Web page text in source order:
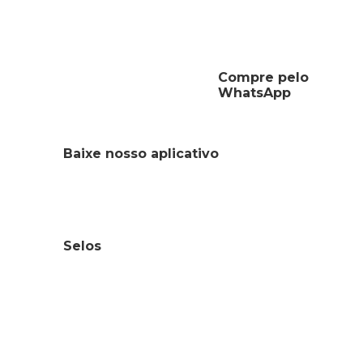
Compre pelo
WhatsApp
Baixe nosso aplicativo
Selos